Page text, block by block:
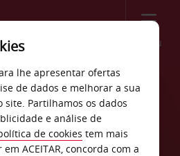
Menu
lhe apresentar ofertas
de dados e melhorar a sua
site. Partilhamos os dados
e análise de
de cookies tem mais
ACEITAR, concorda com a